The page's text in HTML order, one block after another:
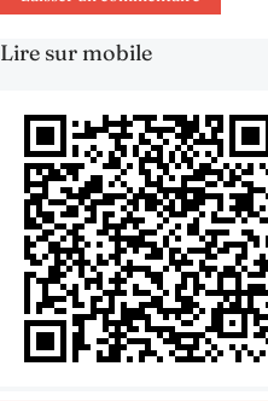
Lire sur mobile